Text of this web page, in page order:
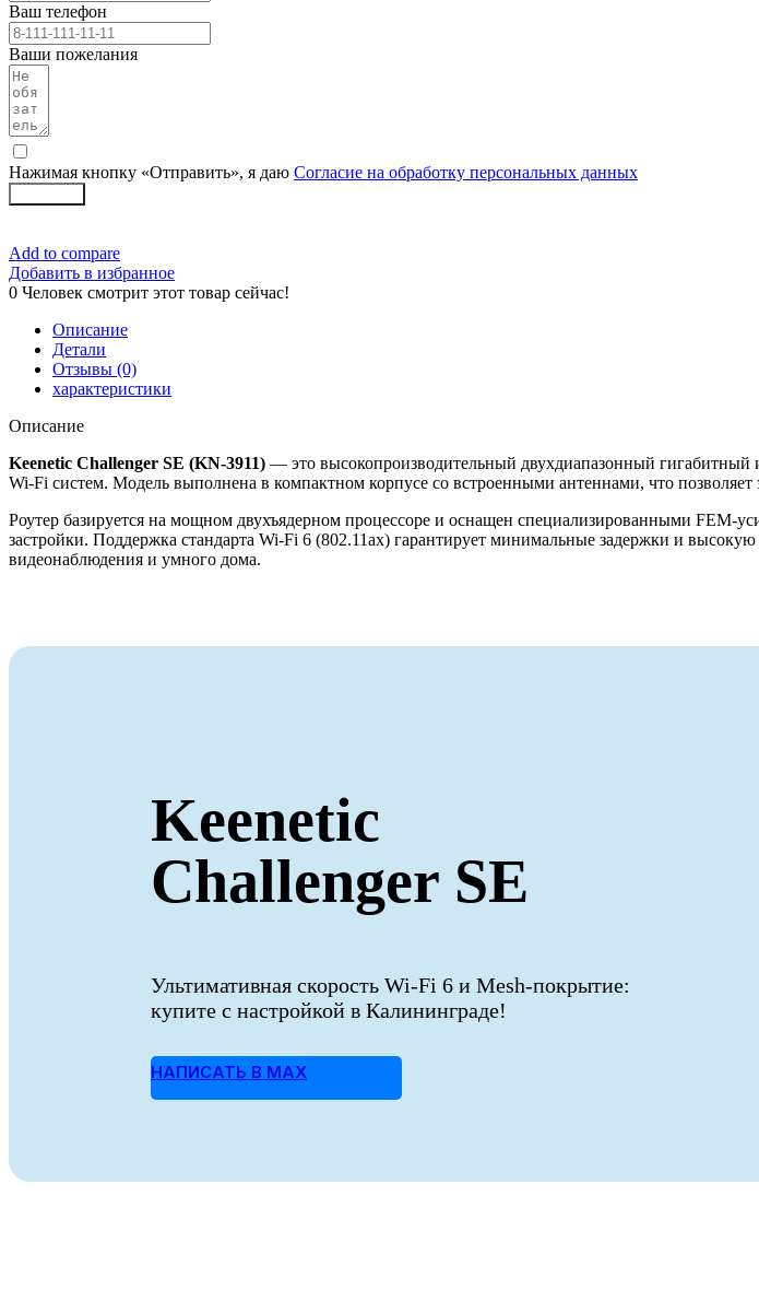
Ваш телефон
Ваши пожелания
Нажимая кнопку «Отправить», я даю Согласие на обработку персональных данных
Add to compare
Добавить в избранное
0 Человек смотрит этот товар сейчас!
Описание
Детали
Отзывы (0)
характеристики
Описание
Keenetic Challenger SE (KN-3911) — это высокопроизводительный двухдиапазонный
Wi-Fi систем. Модель выполнена в компактном корпусе со встроенными антеннами, что
Роутер базируется на мощном двухъядерном процессоре и оснащен специализированными FEM-
застройки. Поддержка стандарта Wi-Fi 6 (802.11ax) гарантирует минимальные задержки и
видеонаблюдения и умного дома.
Keenetic
Challenger SE
Ультимативная скорость Wi-Fi 6 и Mesh-покрытие:
купите с настройкой в Калининграде!
НАПИСАТЬ В MAX